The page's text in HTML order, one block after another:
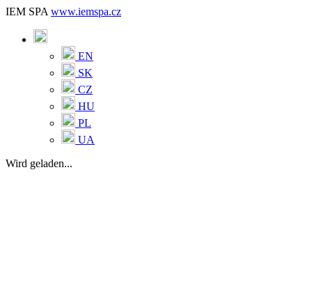
IEM SPA www.iemspa.cz
EN
SK
CZ
HU
PL
UA
Wird geladen...